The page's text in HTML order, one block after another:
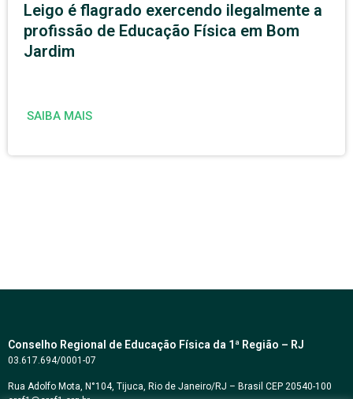
Leigo é flagrado exercendo ilegalmente a
profissão de Educação Física em Bom
Jardim
SAIBA MAIS
Conselho Regional de Educação Física da 1ª Região – RJ
03.617.694/0001-07
Rua Adolfo Mota, N°104, Tijuca, Rio de Janeiro/RJ – Brasil CEP 20540-100